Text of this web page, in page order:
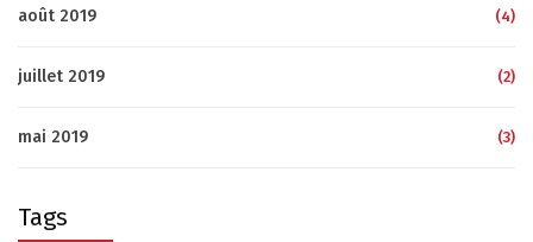
août 2019 (4)
juillet 2019 (2)
mai 2019 (3)
Tags